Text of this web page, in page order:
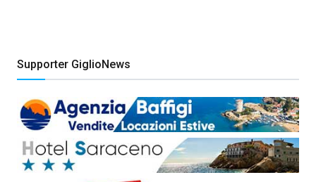
Supporter GiglioNews